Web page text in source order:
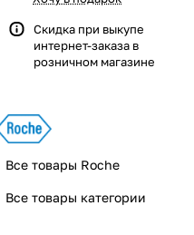
Скидка при выкупе
интернет-заказа в
розничном магазине
Все товары Roche
Все товары категории